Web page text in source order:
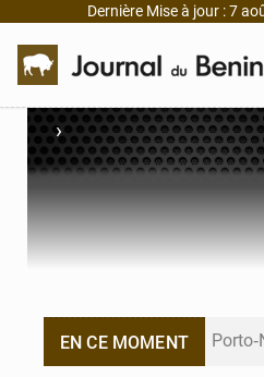
Dernière Mise à jour : 7
›
EN CE MOMENT